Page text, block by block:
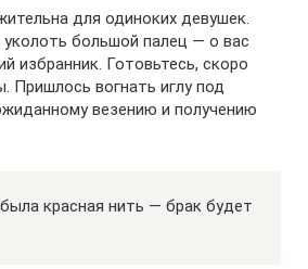
для одиноких девушек.
уколоть большой палец — о вас
избранник. Готовьтесь, скоро
Пришлось вогнать иглу под
везению и получению
красная нить — брак будет